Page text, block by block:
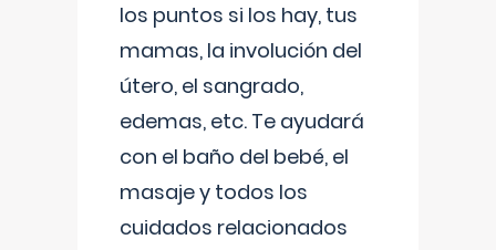
los puntos si los hay, tus
mamas, la involución del
útero, el sangrado,
edemas, etc. Te ayudará
con el baño del bebé, el
masaje y todos los
cuidados relacionados